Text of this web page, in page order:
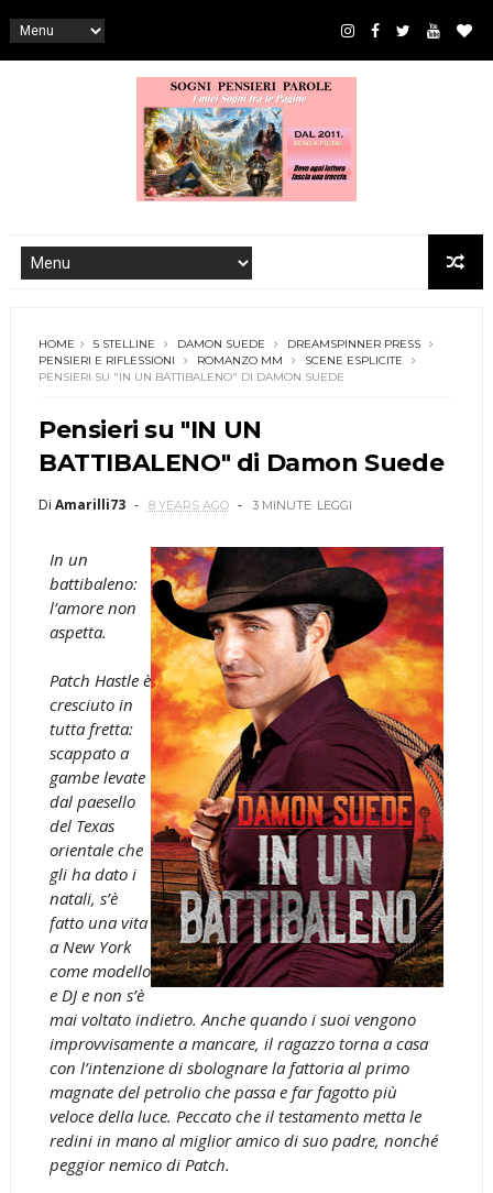
HOME 5 STELLINE DAMON SUEDE
DREAMSPINNER PRESS
PENSIERI E RIFLESSIONI
ROMANZO MM
SCENE ESPLICITE
PENSIERI SU "IN UN BATTIBALENO" DI DAMON SUEDE
Pensieri su "IN UN
BATTIBALENO" di Damon Suede
Di Amarilli73 8 YEARS AGO 3 MINUTE LEGGI
In un
battibaleno:
l’amore non
aspetta.
Patch Hastle è
cresciuto in
tutta fretta:
scappato a
gambe levate
dal paesello
del Texas
orientale che
gli ha dato i
natali, s’è
fatto una vita
a New York
come modello
e DJ e non s’è
mai voltato indietro. Anche quando i suoi vengono
improvvisamente a mancare, il ragazzo torna a casa
con l’intenzione di sbolognare la fattoria al primo
magnate del petrolio che passa e far fagotto più
veloce della luce. Peccato che il testamento metta le
redini in mano al miglior amico di suo padre, nonché
peggior nemico di Patch.